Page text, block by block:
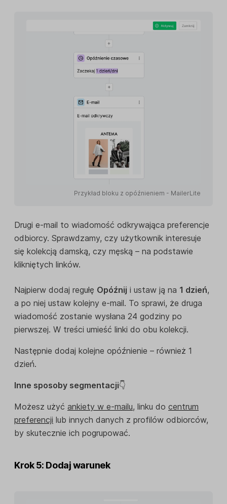
Przykład bloku z opóźnieniem - MailerLite
Drugi e-mail to wiadomość odkrywająca preferencje
odbiorcy. Sprawdzamy, czy użytkownik interesuje
się kolekcją damską, czy męską – na podstawie
klikniętych linków.
Najpierw dodaj regułę Opóźnij i ustaw ją na 1 dzień,
a po niej ustaw kolejny e-mail. To sprawi, że druga
wiadomość zostanie wysłana 24 godziny po
pierwszej. W treści umieść linki do obu kolekcji.
Następnie dodaj kolejne opóźnienie – również 1
dzień.
Inne sposoby segmentacji👇
Możesz użyć ankiety w e-mailu, linku do centrum
preferencji lub innych danych z profilów odbiorców,
by skutecznie ich pogrupować.
Krok 5: Dodaj warunek